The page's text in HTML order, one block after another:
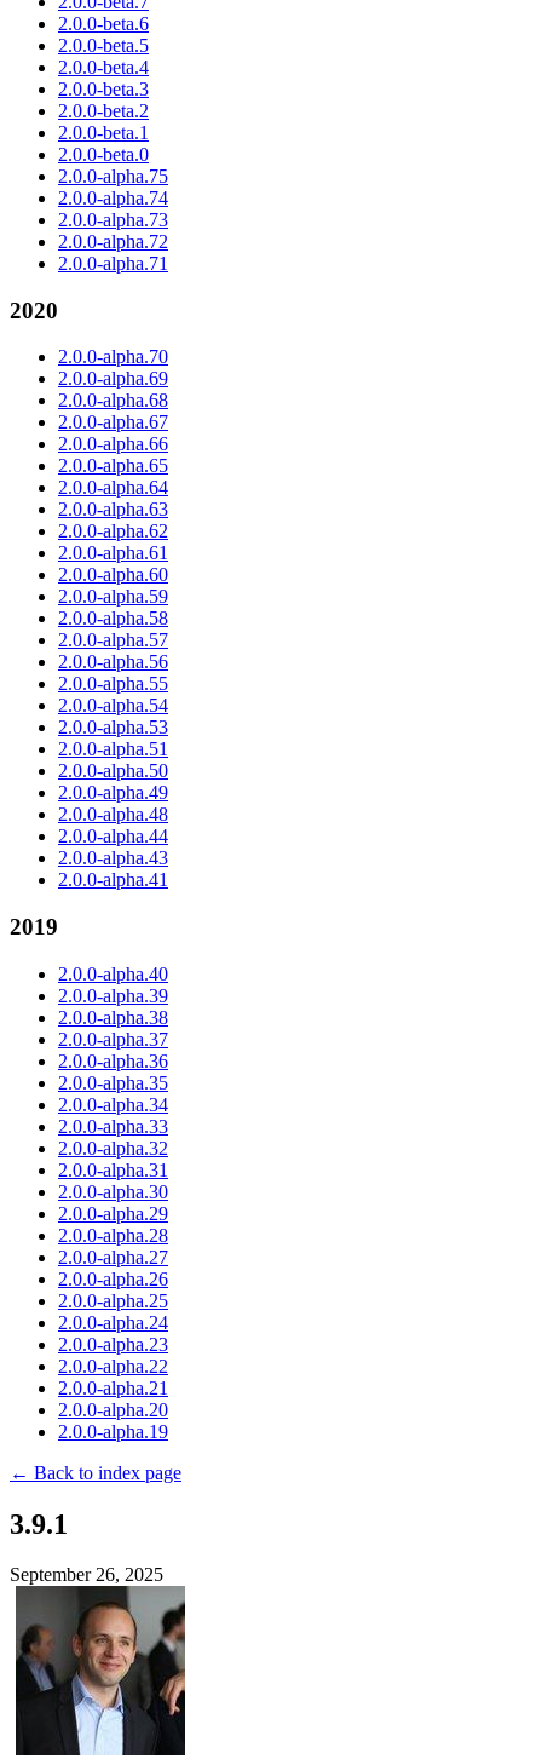
2.0.0-beta.6
2.0.0-beta.5
2.0.0-beta.4
2.0.0-beta.3
2.0.0-beta.2
2.0.0-beta.1
2.0.0-beta.0
2.0.0-alpha.75
2.0.0-alpha.74
2.0.0-alpha.73
2.0.0-alpha.72
2.0.0-alpha.71
2020
2.0.0-alpha.70
2.0.0-alpha.69
2.0.0-alpha.68
2.0.0-alpha.67
2.0.0-alpha.66
2.0.0-alpha.65
2.0.0-alpha.64
2.0.0-alpha.63
2.0.0-alpha.62
2.0.0-alpha.61
2.0.0-alpha.60
2.0.0-alpha.59
2.0.0-alpha.58
2.0.0-alpha.57
2.0.0-alpha.56
2.0.0-alpha.55
2.0.0-alpha.54
2.0.0-alpha.53
2.0.0-alpha.51
2.0.0-alpha.50
2.0.0-alpha.49
2.0.0-alpha.48
2.0.0-alpha.44
2.0.0-alpha.43
2.0.0-alpha.41
2019
2.0.0-alpha.40
2.0.0-alpha.39
2.0.0-alpha.38
2.0.0-alpha.37
2.0.0-alpha.36
2.0.0-alpha.35
2.0.0-alpha.34
2.0.0-alpha.33
2.0.0-alpha.32
2.0.0-alpha.31
2.0.0-alpha.30
2.0.0-alpha.29
2.0.0-alpha.28
2.0.0-alpha.27
2.0.0-alpha.26
2.0.0-alpha.25
2.0.0-alpha.24
2.0.0-alpha.23
2.0.0-alpha.22
2.0.0-alpha.21
2.0.0-alpha.20
2.0.0-alpha.19
← Back to index page
3.9.1
September 26, 2025